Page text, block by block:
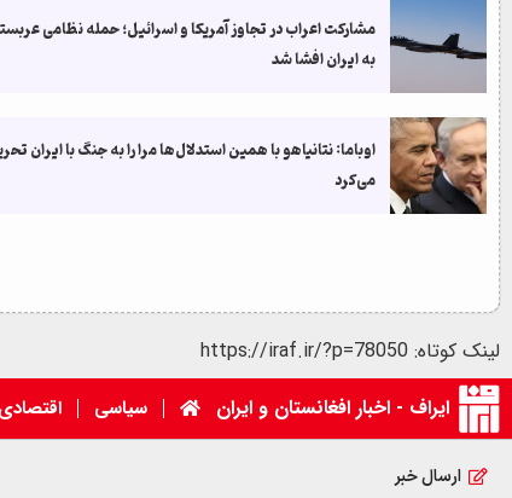
مشارکت اعراب در تجاوز آمریکا و اسرائیل؛ حمله نظامی
به ایران افشا شد
اوباما: نتانیاهو با همین استدلال‌ها مرا را به جنگ با ایران
می‌کرد
لینک کوتاه: https://iraf.ir/?p=78050
ایراف - اخبار افغانستان و ایران
سیاسی اقتصادی
ارسال خبر